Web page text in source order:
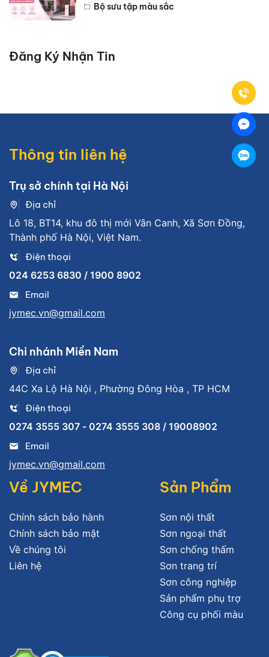
Bộ sưu tập màu sắc
Đăng Ký Nhận Tin
Thông tin liên hệ
Trụ sở chính tại Hà Nội
Địa chỉ
Lô 18, BT14, khu đô thị mới Vân Canh, Xã Sơn Đồng,
Thành phố Hà Nội, Việt Nam.
Điện thoại
024 6253 6830 / 1900 8902
Email
jymec.vn@gmail.com
Chi nhánh Miền Nam
Địa chỉ
44C Xa Lộ Hà Nội , Phường Đông Hòa , TP HCM
Điện thoại
0274 3555 307 - 0274 3555 308 / 19008902
Email
jymec.vn@gmail.com
Về JYMEC
Chính sách bảo hành
Chính sách bảo mật
Về chúng tôi
Liên hệ
Sản Phẩm
Sơn nội thất
Sơn ngoại thất
Sơn chống thấm
Sơn trang trí
Sơn công nghiệp
Sản phẩm phụ trợ
Công cụ phối màu